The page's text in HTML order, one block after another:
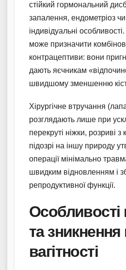
стійкий гормональний
запалення, ендометріоз
індивідуальні
може призначити
контрацептиви: вони
дають яєчникам
швидшому зменшенню
Хірургічне втручання
розглядають лише при
перекруті ніжки, розриві
підозрі на іншу природу
операції мінімально
швидким відновленням і
репродуктивної функції.
Особливості
та зникнення
вагітності